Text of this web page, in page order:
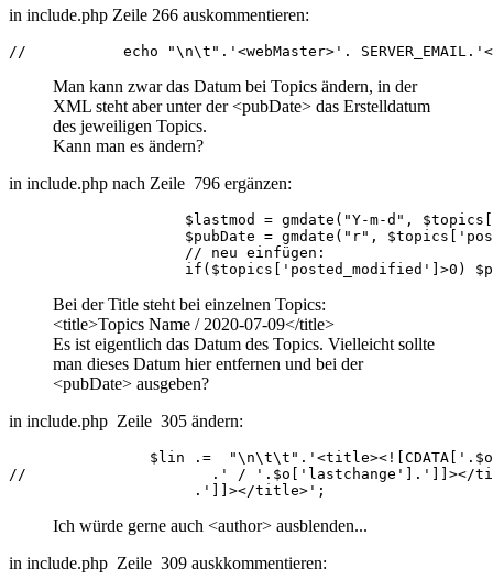
in include.php Zeile 266 auskommentieren:
//           echo "\n\t".'<webMaster>'.
Man kann zwar das Datum bei Topics ändern, in der
XML steht aber unter der <pubDate> das Erstelldatum
des jeweiligen Topics.
Kann man es ändern?
in include.php nach Zeile 796 ergänzen:
$lastmod = gmdate("Y-m-d",
$pubDate = gmdate("r",
                    // neu einfügen:
if($topics['posted_modified']>0)
Bei der Title steht bei einzelnen Topics:
<title>Topics Name / 2020-07-09</title>
Es ist eigentlich das Datum des Topics. Vielleicht sollte
man dieses Datum hier entfernen und bei der
<pubDate> ausgeben?
in include.php Zeile 305 ändern:
$lin .=
//                     .' / '.$o['lastchange'].']]></
                     .']]></title>';
Ich würde gerne auch <author> ausblenden...
in include.php Zeile 309 auskkommentieren: